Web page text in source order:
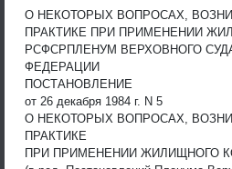
О НЕКОТОРЫХ ВОПРОСАХ,
ПРАКТИКЕ ПРИ ПРИМЕНЕНИИ
РСФСРПЛЕНУМ ВЕРХОВНОГО
ФЕДЕРАЦИИ
ПОСТАНОВЛЕНИЕ
от 26 декабря 1984 г. N 5
О НЕКОТОРЫХ ВОПРОСАХ,
ПРАКТИКЕ
ПРИ ПРИМЕНЕНИИ ЖИЛИЩНОГО